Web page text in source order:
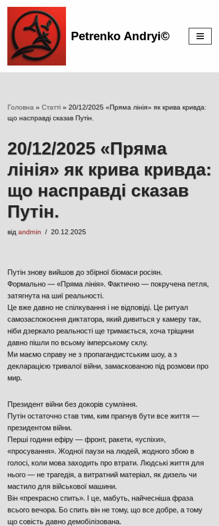
Перейти
до
вмісту
Petrenko Andryi©
Головна » Статті » 20/12/2025 «Пряма лінія» як крива кривда:
що насправді сказав Путін.
20/12/2025 «Пряма
лінія» як крива кривда:
що насправді сказав
Путін.
від andmin 20.12.2025
Путін знову вийшов до збірної біомаси росіян.
Формально — «Пряма лінія». Фактично — покручена петля,
затягнута на шиї реальності.
Це вже давно не спілкування і не відповіді. Це ритуал
самозаспокоєння диктатора, який дивиться у камеру так,
ніби дзеркало реальності ще тримається, хоча тріщини
давно пішли по всьому імперському склу.
Ми маємо справу не з пропагандистським шоу, а з
декларацією тривалої війни, замаскованою під розмови про
мир.
Президент війни без докорів сумління.
Путін остаточно став тим, ким прагнув бути все життя —
президентом війни.
Перші години ефіру — фронт, ракети, «успіхи»,
«просування». Жодної паузи на людей, жодного збою в
голосі, коли мова заходить про втрати. Людські життя для
нього — не трагедія, а витратний матеріал, як дизель чи
мастило для військової машини.
Він «прекрасно спить». І це, мабуть, найчесніша фраза
всього вечора. Бо спить він не тому, що все добре, а тому
що совість давно демобілізована.